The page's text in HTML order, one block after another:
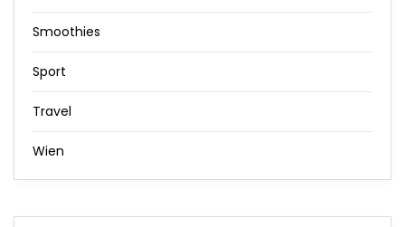
Smoothies
Sport
Travel
Wien